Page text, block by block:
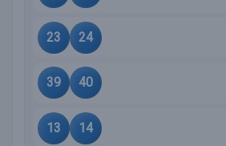
23 24
39 40
13 14